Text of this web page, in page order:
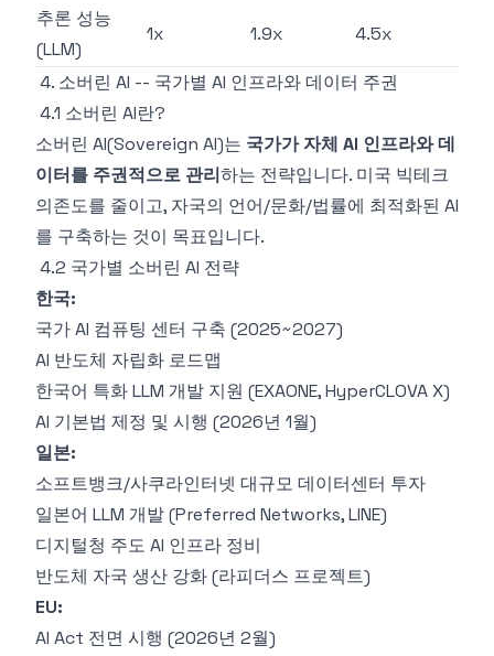
추론 성능
(LLM)
1x 1.9x 4.5x
4. 소버린 AI -- 국가별 AI 인프라와 데이터 주권
4.1 소버린 AI란?
소버린 AI(Sovereign AI)는 국가가 자체 AI 인프라와 데
이터를 주권적으로 관리하는 전략입니다. 미국 빅테크
의존도를 줄이고, 자국의 언어/문화/법률에 최적화된 AI
를 구축하는 것이 목표입니다.
4.2 국가별 소버린 AI 전략
한국:
국가 AI 컴퓨팅 센터 구축 (2025~2027)
AI 반도체 자립화 로드맵
한국어 특화 LLM 개발 지원 (EXAONE, HyperCLOVA X)
AI 기본법 제정 및 시행 (2026년 1월)
일본:
소프트뱅크/사쿠라인터넷 대규모 데이터센터 투자
일본어 LLM 개발 (Preferred Networks, LINE)
디지털청 주도 AI 인프라 정비
반도체 자국 생산 강화 (라피더스 프로젝트)
EU:
AI Act 전면 시행 (2026년 2월)